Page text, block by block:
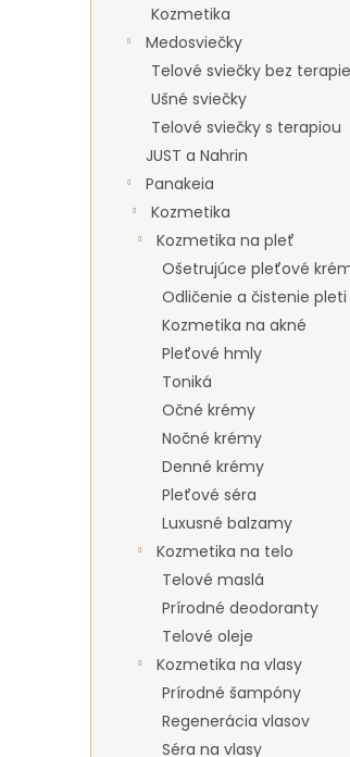
Kozmetika
Medosviečky
Telové sviečky bez terapie
Ušné sviečky
Telové sviečky s terapiou
JUST a Nahrin
Panakeia
Kozmetika
Kozmetika na pleť
Ošetrujúce pleťové
Odličenie a čistenie pleti
Kozmetika na akné
Pleťové hmly
Toniká
Očné krémy
Nočné krémy
Denné krémy
Pleťové séra
Luxusné balzamy
Kozmetika na telo
Telové maslá
Prírodné deodoranty
Telové oleje
Kozmetika na vlasy
Prírodné šampóny
Regenerácia vlasov
Séra na vlasy